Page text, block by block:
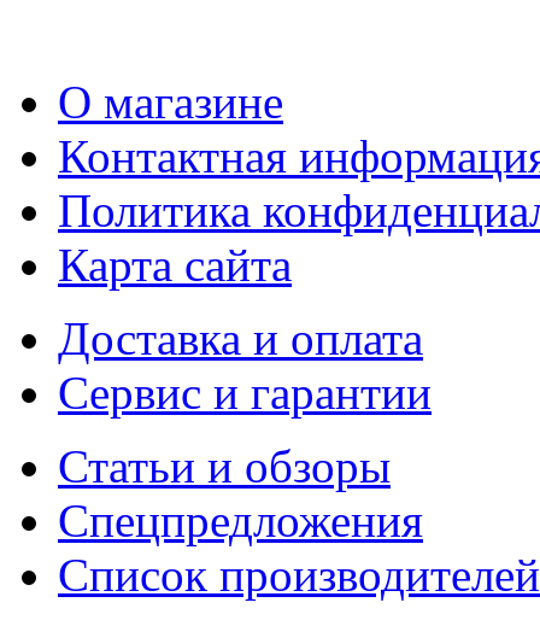
О магазине
Контактная
Политика
Карта сайта
Доставка и оплата
Сервис и гарантии
Статьи и обзоры
Спецпредложения
Список производителей